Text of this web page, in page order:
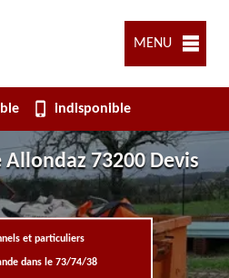
MENU
indisponible
73200 Devis
et particuliers
dans le 73/74/38